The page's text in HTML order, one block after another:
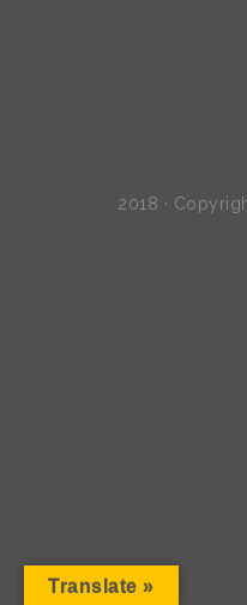
2018 ·
Translate »